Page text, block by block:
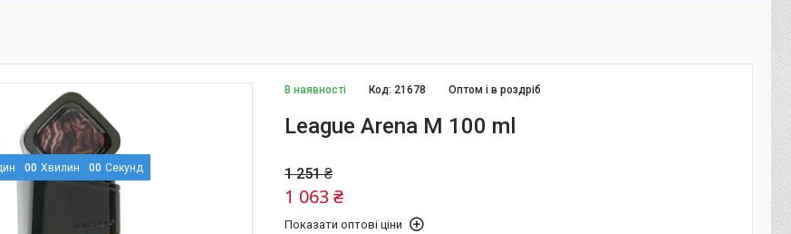
00 Хвилин 00 Секунд
В наявності Оптом і в роздріб
Код: 21678
League Arena M 100 ml
1 251 ₴
1 063 ₴
Показати оптові ціни